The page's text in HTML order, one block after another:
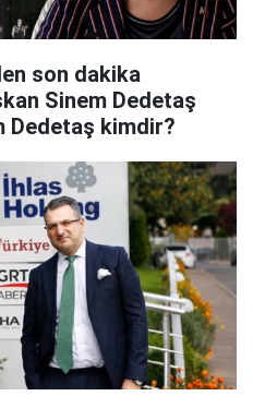
son dakika
Sinem Dedetaş
Dedetaş kimdir?